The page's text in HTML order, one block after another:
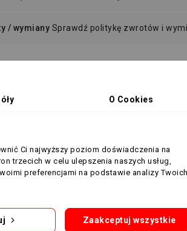
/ wymiany Sprawdź politykę zwrotów i
dnem O Cookies
Ci najwyższy poziom doświadczenia na
trzecich w celu ulepszenia naszych usług,
preferencjami na podstawie analizy Twoich
Zaakceptuj wszystkie